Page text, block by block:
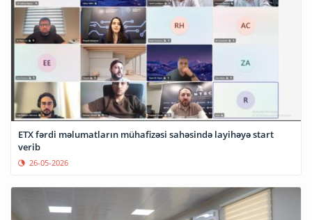
ETX fərdi məlumatların mühafizəsi sahəsində layihəyə start
verib
26-05-2026